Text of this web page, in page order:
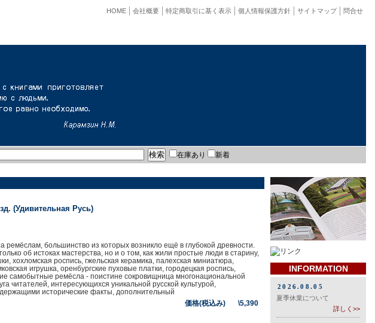
問合せ
サイトマップ
個人情報保護方針
特定商取引に基く表示
会社概要
HOME
在庫あり 新着
(Удивительная Русь)
большинство из которых возникло ещё в глубокой древности.
об истоках мастерства, но и о том, как жили простые люди в старину,
хохломская роспись, гжельская керамика, палехская миниатюра,
игрушка, оренбургские пуховые платки, городецкая роспись,
самобытные ремёсла - поистине сокровищница многонациональной
читателей, интересующихся уникальной русской культурой,
исторические факты, дополнительный
価格(税込み) \5,390
INFORMATION